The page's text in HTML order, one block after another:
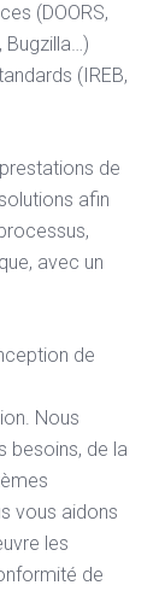
(DOORS,
Bugzilla…)
(IREB,
de
afin
avec un
de
Nous
besoins, de la
vous aidons
les
de